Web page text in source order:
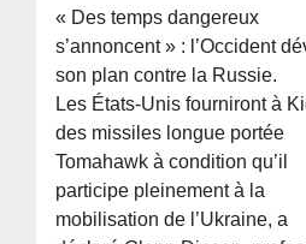
« Des temps dangereux
s’annoncent » : l’Occident
son plan contre la Russie.
Les États-Unis fourniront à
des missiles longue portée
Tomahawk à condition qu’il
participe pleinement à la
mobilisation de l’Ukraine, a